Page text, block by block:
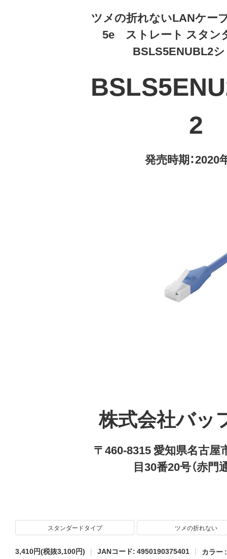
ツメの折れないLANケー
5e ストレート スタン
BSLS5ENUBL2
2
発売時期：2020
株式会社バッ
〒460-8315 愛知県名古屋
目30番20号（赤門
スタンダードタイプ ツメの折れない
3,410円(税抜3,100円) JANコード: 4950190375401 カラー :